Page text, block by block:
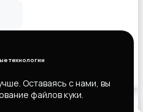
технологии
Оставаясь с нами, вы
файлов куки.